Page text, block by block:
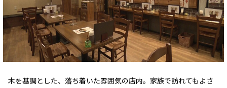
木を基調とした、落ち着いた雰囲気の店内。家族で訪れてもよさ